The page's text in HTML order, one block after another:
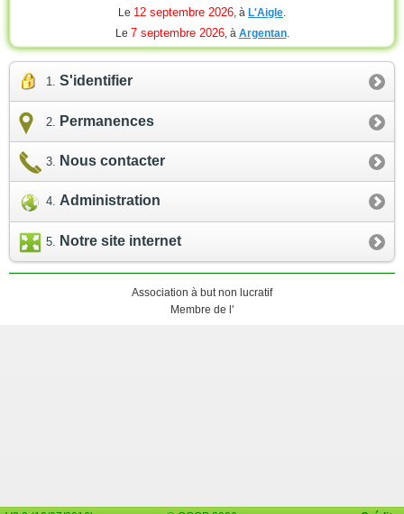
Le 12 septembre 2026, à L'Aigle.
Le 7 septembre 2026, à Argentan.
S'identifier
Permanences
Nous contacter
Administration
Notre site internet
Association à but non lucratif
Membre de l'